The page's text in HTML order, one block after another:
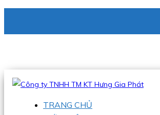
Hotline:0938 336 079
TRANG CHỦ